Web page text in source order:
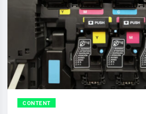
CONTENT